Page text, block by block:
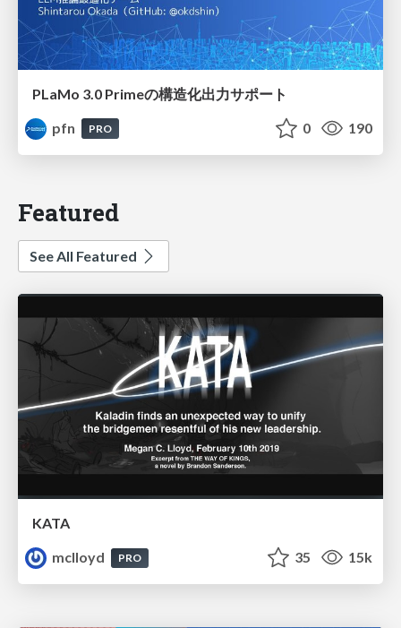
PLaMo 3.0 Primeの構造化出力サポート
pfn
PRO 0 190
Featured
See All Featured
KATA
mclloyd
PRO 35 15k